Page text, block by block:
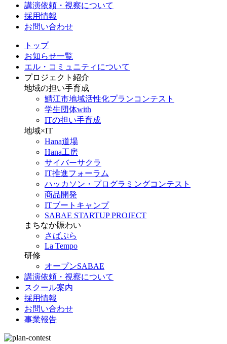
講演依頼・視察について
採用情報
お問い合わせ
トップ
お知らせ一覧
エル・コミュニティについて
プロジェクト紹介
地域の担い手育成
鯖江市地域活性化プランコンテスト
学生団体with
ITの担い手育成
地域×IT
Hana道場
Hana工房
サイバーサクラ
IT推進フォーラム
ハッカソン・プログラミングコンテスト
商品開発
ITブートキャンプ
SABAE STARTUP PROJECT
まちなか賑わい
さばぷら
La Tempo
研修
オープンSABAE
講演依頼・視察について
スクール案内
採用情報
お問い合わせ
事業報告